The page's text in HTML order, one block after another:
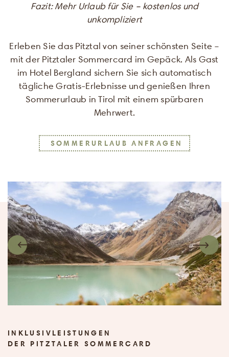
Anreise & Abreise
Name*
E-Mail*
Fazit: Mehr Urlaub für Sie – kostenlos und
unkompliziert
Erleben Sie das Pitztal von seiner schönsten Seite –
mit der Pitztaler Sommercard im Gepäck. Als Gast
im Hotel Bergland sichern Sie sich automatisch
tägliche Gratis-Erlebnisse und genießen Ihren
Sommerurlaub in Tirol mit einem spürbaren
Mehrwert.
SOMMERURLAUB ANFRAGEN
INKLUSIVLEISTUNGEN
DER PITZTALER SOMMERCARD